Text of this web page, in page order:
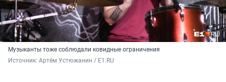
Музыканты тоже соблюдали ковидные ограничения
Источник: Артём Устюжанин / E1.RU